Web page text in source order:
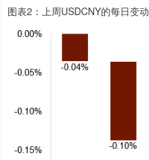
图表2：上周USDCNY的每日变动